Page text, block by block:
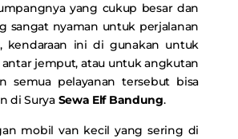
yang cukup besar dan
sangat nyaman untuk perjalanan
kendaraan ini di gunakan untuk
antar jemput, atau untuk angkutan
semua pelayanan tersebut bisa
di Surya Sewa Elf Bandung.
mobil van kecil yang sering di